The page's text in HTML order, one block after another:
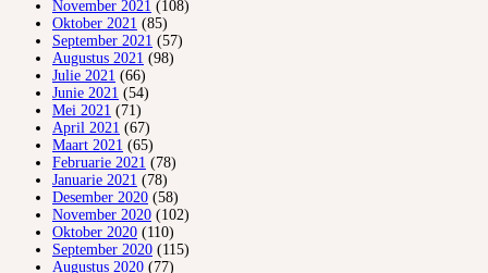
November 2021 (108)
Oktober 2021 (85)
September 2021 (57)
Augustus 2021 (98)
Julie 2021 (66)
Junie 2021 (54)
Mei 2021 (71)
April 2021 (67)
Maart 2021 (65)
Februarie 2021 (78)
Januarie 2021 (78)
Desember 2020 (58)
November 2020 (102)
Oktober 2020 (110)
September 2020 (115)
Augustus 2020 (77)